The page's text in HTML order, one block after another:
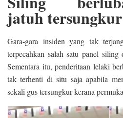
jatuh
Gara-gara insiden yang tak
terpecahkan salah satu panel
Sementara itu, penderitaan lelaki
tak terhenti di situ saja apabila
sekali gus tersungkur kerana